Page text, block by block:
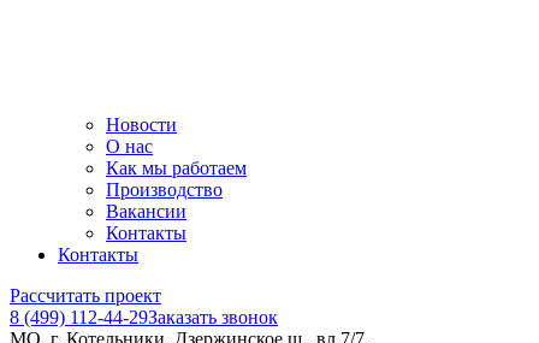
Новости
О нас
Как мы работаем
Производство
Вакансии
Контакты
Контакты
Рассчитать проект
8 (499) 112-44-29Заказать звонок
МО, г. Котельники, Дзержинское ш., вл 7/7,